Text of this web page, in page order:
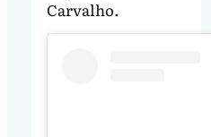
Carvalho.